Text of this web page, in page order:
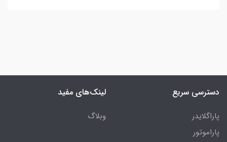
دسترسی سریع
پاراگلایدر
پاراموتور
لینک‌های مفید
وبلاگ